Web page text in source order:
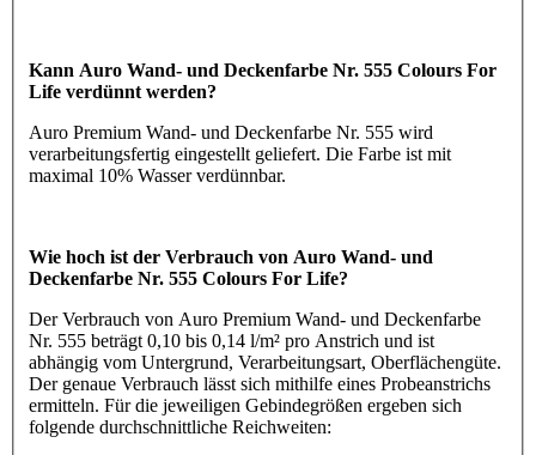
Kann Auro Wand- und Deckenfarbe Nr. 555 Colours For
Life verdünnt werden?
Auro Premium Wand- und Deckenfarbe Nr. 555 wird
verarbeitungsfertig eingestellt geliefert. Die Farbe ist mit
maximal 10% Wasser verdünnbar.
Wie hoch ist der Verbrauch von Auro Wand- und
Deckenfarbe Nr. 555 Colours For Life?
Der Verbrauch von Auro Premium Wand- und Deckenfarbe
Nr. 555 beträgt 0,10 bis 0,14 l/m² pro Anstrich und ist
abhängig vom Untergrund, Verarbeitungsart, Oberflächengüte.
Der genaue Verbrauch lässt sich mithilfe eines Probeanstrichs
ermitteln. Für die jeweiligen Gebindegrößen ergeben sich
folgende durchschnittliche Reichweiten: